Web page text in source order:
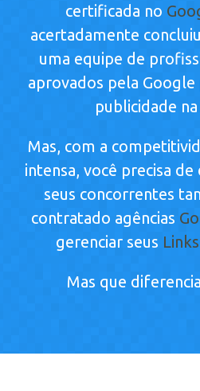
certificada no
acertadamente
uma equipe de
aprovados pela Google
publicidade
Mas, com a
intensa, você precisa
seus concorrentes
contratado agências
gerenciar seus
Mas que